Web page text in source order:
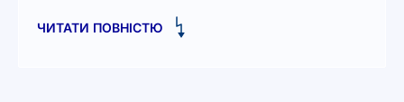
надмірних розрядів, перенапруги, а
ЧИТАТИ ПОВНІСТЮ